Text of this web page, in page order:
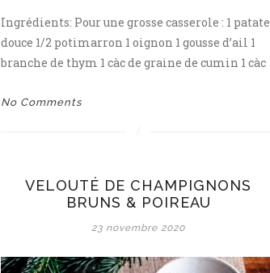
Ingrédients: Pour une grosse casserole : 1 patate
douce 1/2 potimarron 1 oignon 1 gousse d’ail 1
branche de thym 1 càc de graine de cumin 1 càc
No Comments
VELOUTÉ DE CHAMPIGNONS
BRUNS & POIREAU
23 novembre 2020